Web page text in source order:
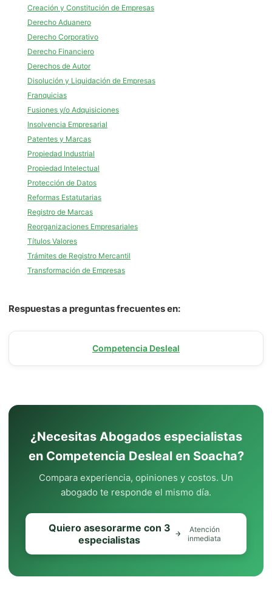
Creación y Constitución de Empresas
Derecho Aduanero
Derecho Corporativo
Derecho Financiero
Derechos de Autor
Disolución y Liquidación de Empresas
Franquicias
Fusiones y/o Adquisiciones
Insolvencia Empresarial
Patentes y Marcas
Propiedad Industrial
Propiedad Intelectual
Protección de Datos
Reformas Estatutarias
Registro de Marcas
Reorganizaciones Empresariales
Títulos Valores
Trámites de Registro Mercantil
Transformación de Empresas
Respuestas a preguntas frecuentes en:
Competencia Desleal
¿Necesitas Abogados especialistas
en Competencia Desleal en Soacha?
Compara experiencia, opiniones y costos. Un
abogado te responde el mismo día.
Quiero asesorarme con 3
especialistas
Atención
inmediata